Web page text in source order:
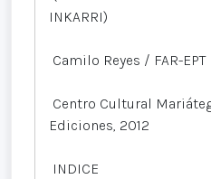
INKARRI)
Camilo Reyes / FAR-EPT
Centro Cultural
Ediciones, 2012
INDICE